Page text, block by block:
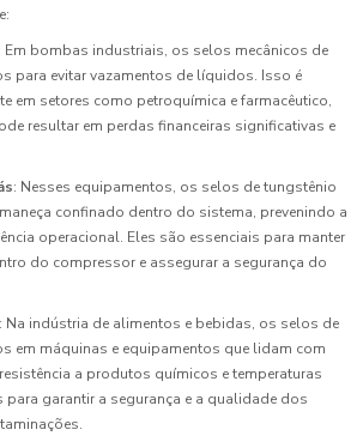
: Em bombas industriais, os selos mecânicos de
para evitar vazamentos de líquidos. Isso é
em setores como petroquímica e farmacêutico,
resultar em perdas financeiras significativas e
: Nesses equipamentos, os selos de tungstênio
confinado dentro do sistema, prevenindo a
operacional. Eles são essenciais para manter
do compressor e assegurar a segurança do
: Na indústria de alimentos e bebidas, os selos de
em máquinas e equipamentos que lidam com
a produtos químicos e temperaturas
para garantir a segurança e a qualidade dos